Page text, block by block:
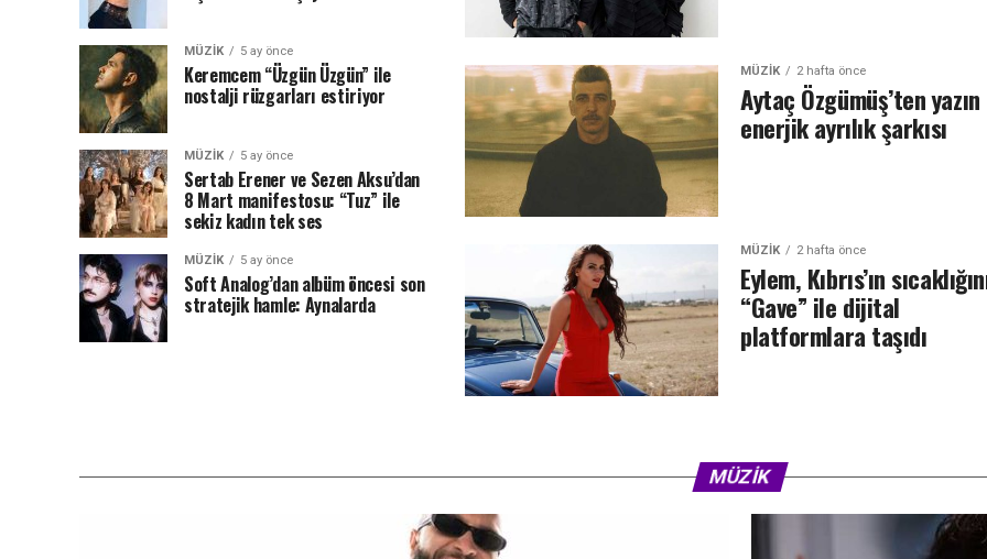
MÜZIK 2 hafta önce
Aytaç Özgümüş’ten
enerjik ayrılık şarkısı
MÜZIK 2 hafta önce
Eylem, Kıbrıs’ın
“Gave” ile dijital
platformlara taşıdı
MÜZIK 5 ay önce
Keremcem “Üzgün Üzgün” ile
nostalji rüzgarları estiriyor
MÜZIK 5 ay önce
Sertab Erener ve Sezen Aksu’dan
8 Mart manifestosu: “Tuz” ile
sekiz kadın tek ses
MÜZIK 5 ay önce
Soft Analog’dan albüm öncesi son
stratejik hamle: Aynalarda
MÜZIK